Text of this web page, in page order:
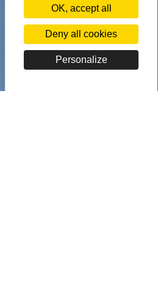
OK, accept all
Deny all cookies
Personalize